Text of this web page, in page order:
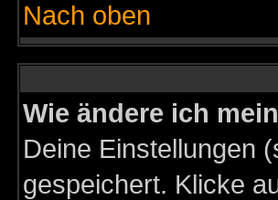
Nach oben
Wie ändere ich
Deine Einstellungen
gespeichert. Klicke